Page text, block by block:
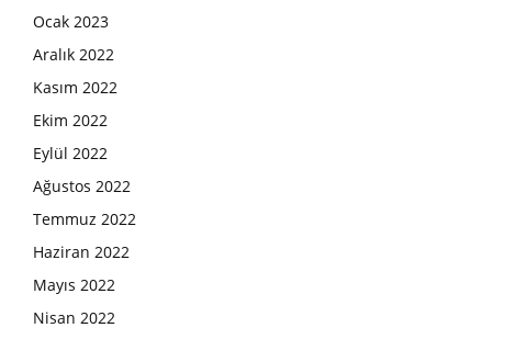
Ocak 2023
Aralık 2022
Kasım 2022
Ekim 2022
Eylül 2022
Ağustos 2022
Temmuz 2022
Haziran 2022
Mayıs 2022
Nisan 2022